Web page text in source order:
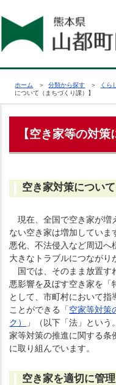
ホーム ＞分類から探す ＞ くら
について（まちづくり課）】
【空き家等の対
空き家対策について
現在、全国で空き家が増
ない空き家は増加していま
悪化、不法侵入など周辺へ
大きなトラブルにつながり
国では、そのまま放置す
悪影響を及ぼす空き家を「
として、市町村において指
ことができる「空家等対策
ク）
」（以下「法」とい
家等対策の推進に関する条
に取り組んでいます。
空き家を適切に管